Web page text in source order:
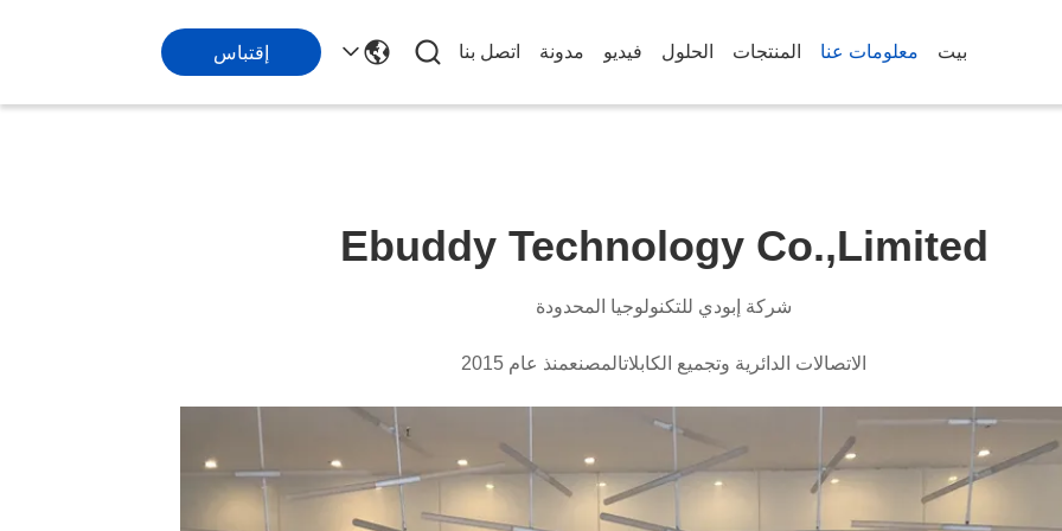
بيت معلومات عنا المنتجات الحلول فيديو مدونة اتصل بنا إقتباس
Ebuddy Technology Co.,Limited
شركة إبودي للتكنولوجيا المحدودة
الاتصالات الدائرية وتجميع الكابلاتالمصنعمنذ عام 2015